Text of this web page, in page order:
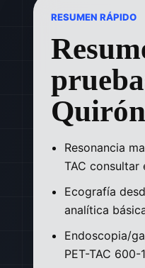
RESUMEN RÁPIDO
Resonancia
TAC consultar
Ecografía
analítica
Endoscopia/
PET-TAC